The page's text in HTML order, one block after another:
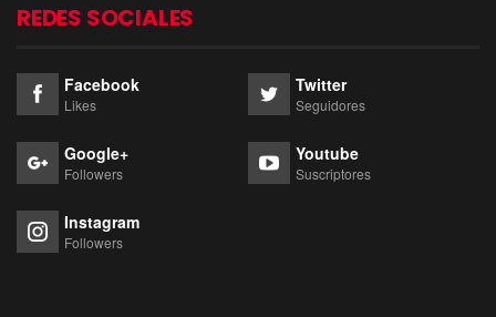
REDES SOCIALES
Facebook
Likes
Twitter
Seguidores
Google+
Followers
Youtube
Suscriptores
Instagram
Followers